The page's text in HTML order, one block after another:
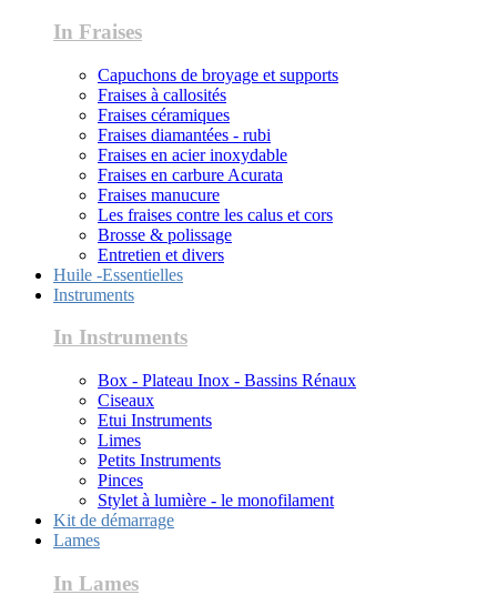
In Fraises
Capuchons de broyage et supports
Fraises à callosités
Fraises céramiques
Fraises diamantées - rubi
Fraises en acier inoxydable
Fraises en carbure Acurata
Fraises manucure
Les fraises contre les calus et cors
Brosse & polissage
Entretien et divers
Huile -Essentielles
Instruments
In Instruments
Box - Plateau Inox - Bassins Rénaux
Ciseaux
Etui Instruments
Limes
Petits Instruments
Pinces
Stylet à lumière - le monofilament
Kit de démarrage
Lames
In Lames